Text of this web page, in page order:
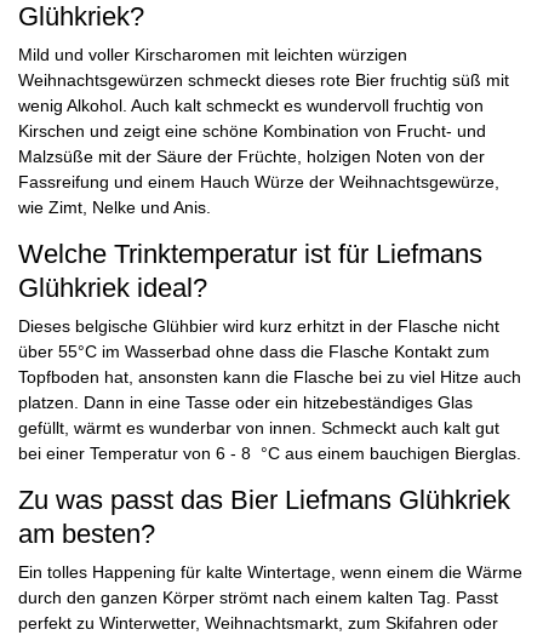
Glühkriek?
Mild und voller Kirscharomen mit leichten würzigen
Weihnachtsgewürzen schmeckt dieses rote Bier fruchtig süß mit
wenig Alkohol. Auch kalt schmeckt es wundervoll fruchtig von
Kirschen und zeigt eine schöne Kombination von Frucht- und
Malzsüße mit der Säure der Früchte, holzigen Noten von der
Fassreifung und einem Hauch Würze der Weihnachtsgewürze,
wie Zimt, Nelke und Anis.
Welche Trinktemperatur ist für Liefmans
Glühkriek ideal?
Dieses belgische Glühbier wird kurz erhitzt in der Flasche nicht
über 55°C im Wasserbad ohne dass die Flasche Kontakt zum
Topfboden hat, ansonsten kann die Flasche bei zu viel Hitze auch
platzen. Dann in eine Tasse oder ein hitzebeständiges Glas
gefüllt, wärmt es wunderbar von innen. Schmeckt auch kalt gut
bei einer Temperatur von 6 - 8 °C aus einem bauchigen Bierglas.
Zu was passt das Bier Liefmans Glühkriek
am besten?
Ein tolles Happening für kalte Wintertage, wenn einem die Wärme
durch den ganzen Körper strömt nach einem kalten Tag. Passt
perfekt zu Winterwetter, Weihnachtsmarkt, zum Skifahren oder